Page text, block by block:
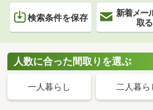
検索条件を保存
新着メー
取る
人数に合った間取りを選ぶ
一人暮らし 二人暮ら